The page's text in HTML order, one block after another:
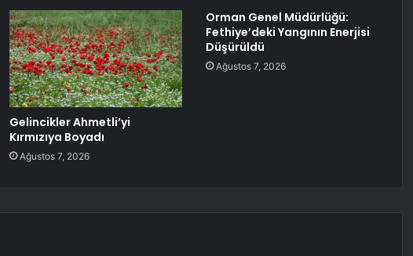
Gelincikler Ahmetli’yi
Kırmızıya Boyadı
Ağustos 7, 2026
Orman Genel Müdürlüğü:
Fethiye’deki Yangının Enerjisi
Düşürüldü
Ağustos 7, 2026